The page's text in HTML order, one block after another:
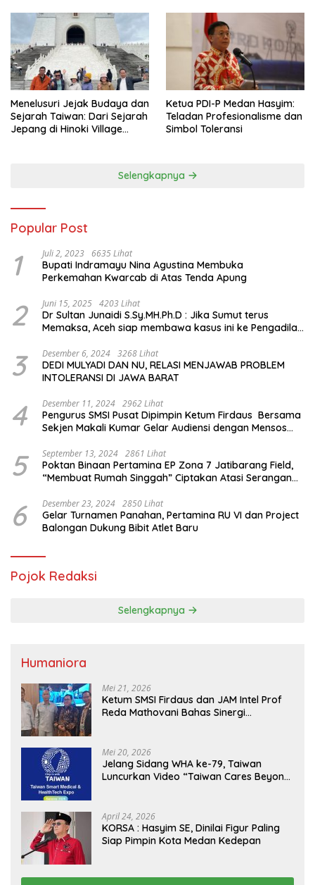
Menelusuri Jejak Budaya dan
Sejarah Taiwan: Dari Sejarah
Jepang di Hinoki Village
Ketua PDI-P Medan Hasyim:
Teladan Profesionalisme dan
Simbol Toleransi
Selengkapnya
Popular Post
1 Juli 2, 2023 6635 Lihat
Bupati Indramayu Nina Agustina Membuka
Perkemahan Kwarcab di Atas Tenda Apung
2 Juni 15, 2025 4203 Lihat
Dr Sultan Junaidi S.Sy.MH.Ph.D : Jika Sumut terus
Memaksa, Aceh siap membawa kasus ini ke Pengadilan
3 Desember 6, 2024 3268 Lihat
DEDI MULYADI DAN NU, RELASI MENJAWAB PROBLEM
INTOLERANSI DI JAWA BARAT
4 Desember 11, 2024 2962 Lihat
Pengurus SMSI Pusat Dipimpin Ketum Firdaus Bersama
Sekjen Makali Kumar Gelar Audiensi dengan Mensos
5 September 13, 2024 2861 Lihat
Poktan Binaan Pertamina EP Zona 7 Jatibarang Field,
“Membuat Rumah Singgah” Ciptakan Atasi Serangan
6 Desember 23, 2024 2850 Lihat
Gelar Turnamen Panahan, Pertamina RU VI dan Project
Balongan Dukung Bibit Atlet Baru
Pojok Redaksi
Selengkapnya
Humaniora
Mei 21, 2026
Ketum SMSI Firdaus dan JAM Intel Prof
Reda Mathovani Bahas Sinergi
MBG, Perkuat Pengawasan Program
Pemerintah
Mei 20, 2026
Jelang Sidang WHA ke-79, Taiwan
Luncurkan Video “Taiwan Cares Beyond
April 24, 2026
KORSA : Hasyim SE, Dinilai Figur Paling
Siap Pimpin Kota Medan Kedepan